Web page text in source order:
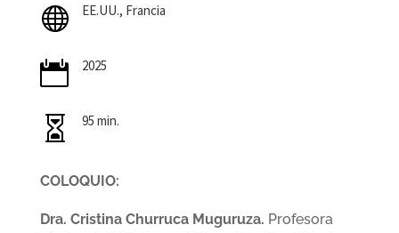
 EE.UU., Francia
 2025
 95 min.
COLOQUIO:
Dra. Cristina Churruca Muguruza. Profesora